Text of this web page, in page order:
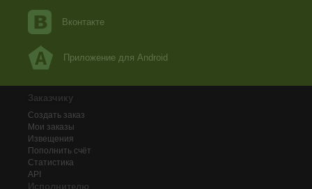
Вконтакте
Приложение для Android
Заказчику
Создать заказ
Мои заказы
Извещения
Пополнить счёт
Статистика
API
Исполнителю